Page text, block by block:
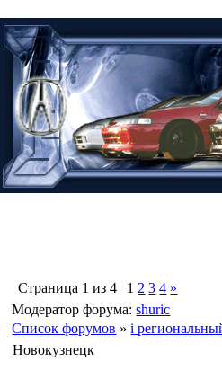
Страница 1 из4 1 2 3 4 »
Модератор форума:shuric
Список форумов » i
Новокузнецк